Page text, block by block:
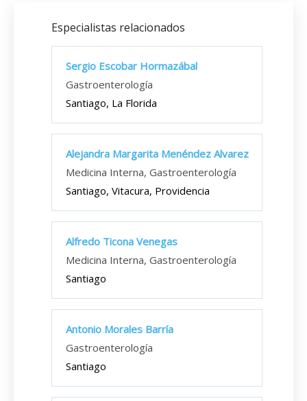
Especialistas relacionados
Sergio Escobar Hormazábal
Gastroenterología
Santiago, La Florida
Alejandra Margarita Menéndez Alvarez
Medicina Interna, Gastroenterología
Santiago, Vitacura, Providencia
Alfredo Ticona Venegas
Medicina Interna, Gastroenterología
Santiago
Antonio Morales Barría
Gastroenterología
Santiago